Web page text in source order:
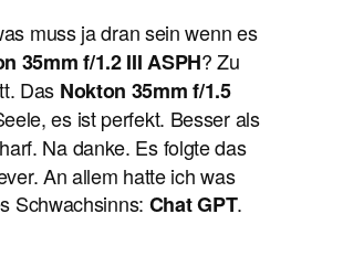
muss ja dran sein wenn es
35mm f/1.2 IIIASPH? Zu
Das Nokton 35mm f/1.5
es ist perfekt. Besser als
Na danke. Es folgte das
An allem hatte ich was
Schwachsinns: Chat GPT.